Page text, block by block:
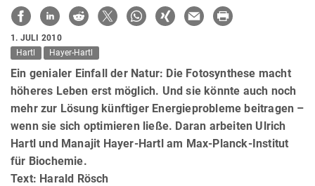
1. JULI 2010
Hartl
Hayer-Hartl
Ein genialer Einfall der Natur: Die Fotosynthese macht
höheres Leben erst möglich. Und sie könnte auch noch
mehr zur Lösung künftiger Energieprobleme beitragen –
wenn sie sich optimieren ließe. Daran arbeiten Ulrich
Hartl und Manajit Hayer-Hartl am Max-Planck-Institut
für Biochemie.
Text: Harald Rösch